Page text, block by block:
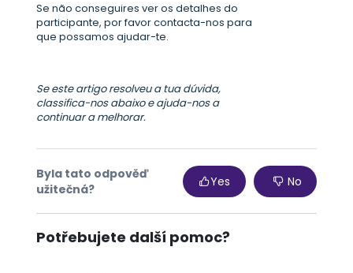
Se não conseguires ver os detalhes do
participante, por favor contacta-nos para
que possamos ajudar-te.
Se este artigo resolveu a tua dúvida,
classifica-nos abaixo e ajuda-nos a
continuar a melhorar.
Byla tato odpověď
užitečná?
Yes No
Potřebujete další pomoc?